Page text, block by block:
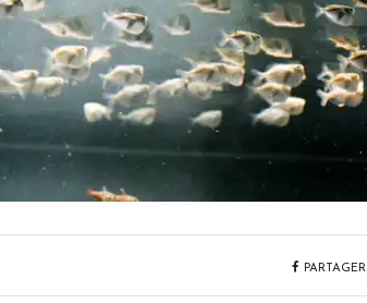
PARTAGER